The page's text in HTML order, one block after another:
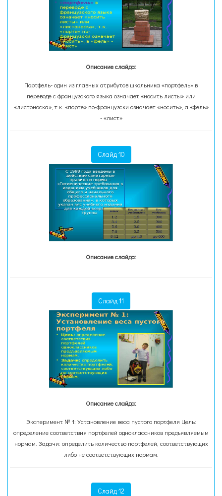
Описание слайда:
Портфель- один из главных атрибутов школьника «портфель» в
переводе с французского языка означает «носить листы» или
«листоноска», т.к. «порте» по-французски означает «носить», а «фель»
- «лист»
Слайд 10
Описание слайда:
Слайд 11
Описание слайда:
Эксперимент № 1: Установление веса пустого портфеля Цель:
определение соответствия портфелей одноклассников предъявляемым
нормам. Задачи: определить количество портфелей, соответствующих
либо не соответствующих нормам.
Слайд 12